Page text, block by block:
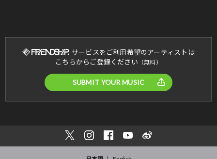
サービスをご利用希望のアーティストは
こちらからご登録ください （無料）
SUBMIT YOUR MUSIC